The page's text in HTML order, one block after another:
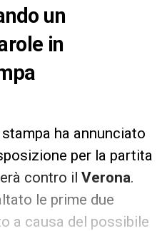
un
in
ha annunciato
per la partita
contro il Verona.
le prime due
a causa del possibile